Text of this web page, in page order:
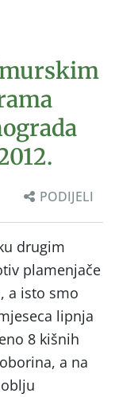
PODIJELI
drugim
plamenjače
a isto smo
lipnja
8 kišnih
a na